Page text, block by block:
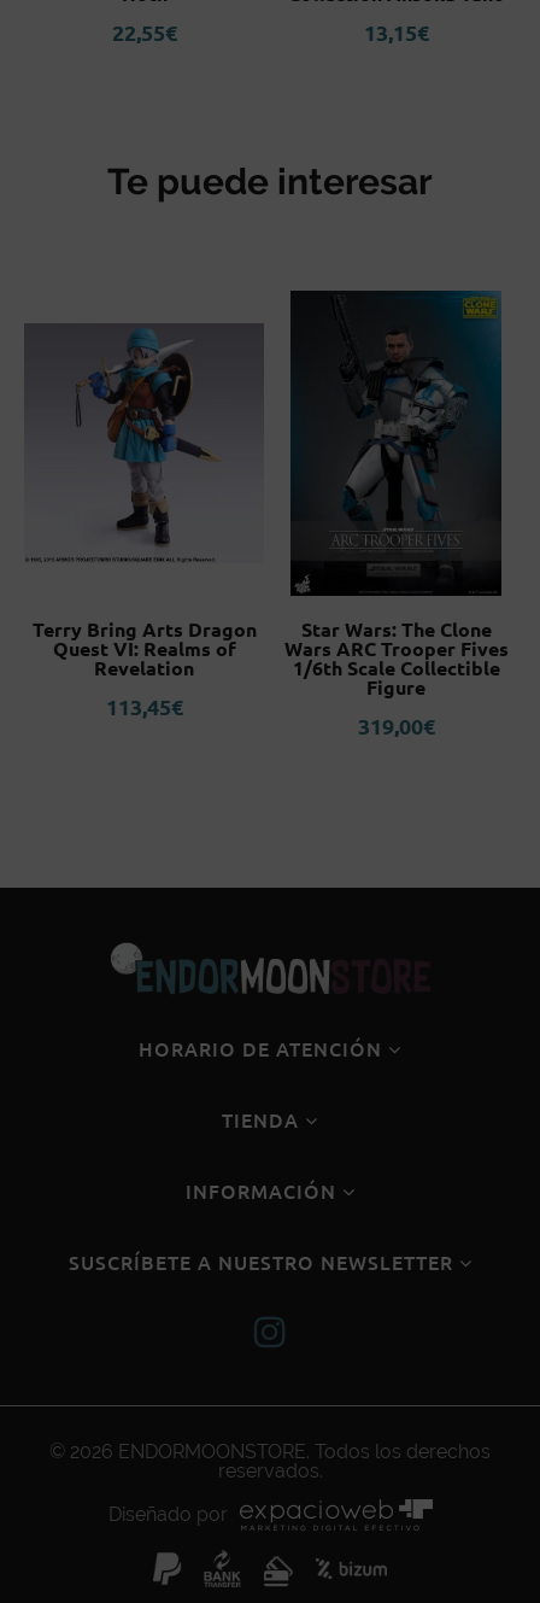
22,55€ 13,15€
Te puede interesar
Terry Bring Arts Dragon
Quest VI: Realms of
Revelation
113,45€
Star Wars: The Clone
Wars ARC Trooper Fives
1/6th Scale Collectible
Figure
319,00€
HORARIO DE ATENCIÓN
TIENDA
INFORMACIÓN
SUSCRÍBETE A NUESTRO NEWSLETTER
© 2026 ENDORMOONSTORE. Todos los derechos
reservados.
Diseñado por